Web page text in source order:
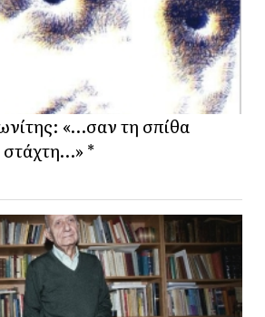
«…σαν τη σπίθα
στάχτη…» *